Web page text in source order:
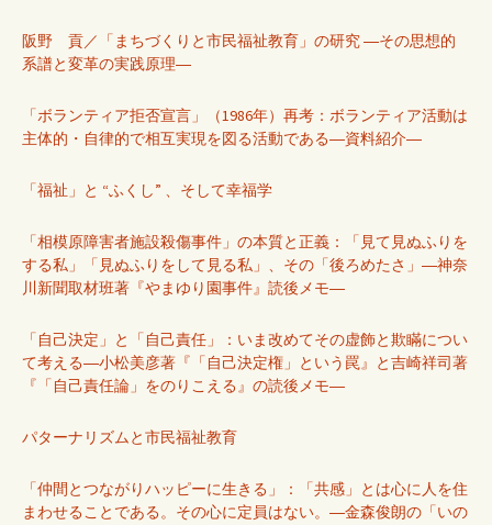
阪野 貢／「まちづくりと市民福祉教育」の研究 ―その思想的
系譜と変革の実践原理―
「ボランティア拒否宣言」（1986年）再考：ボランティア活動は
主体的・自律的で相互実現を図る活動である―資料紹介―
「福祉」と “ふくし” 、そして幸福学
「相模原障害者施設殺傷事件」の本質と正義：「見て見ぬふりを
する私」「見ぬふりをして見る私」、その「後ろめたさ」―神奈
川新聞取材班著『やまゆり園事件』読後メモ―
「自己決定」と「自己責任」：いま改めてその虚飾と欺瞞につい
て考える―小松美彦著『「自己決定権」という罠』と吉崎祥司著
『「自己責任論」をのりこえる』の読後メモ―
パターナリズムと市民福祉教育
「仲間とつながりハッピーに生きる」：「共感」とは心に人を住
まわせることである。その心に定員はない。―金森俊朗の「いの